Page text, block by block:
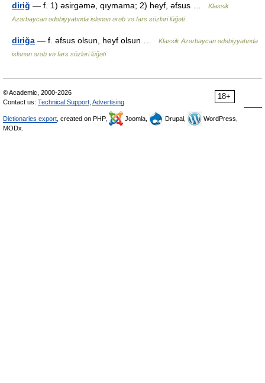
diriğ — f. 1) əsirgəmə, qıymama; 2) heyf, əfsus …
Klassik
Azərbaycan ədəbiyyatında islənən ərəb və fars sözləri lüğəti
diriğa — f. əfsus olsun, heyf olsun …
Klassik Azərbaycan ədəbiyyatında
islənən ərəb və fars sözləri lüğəti
18+
© Academic, 2000-2026
Contact us: Technical Support Advertising
Dictionaries export , created on PHP, Joomla, Drupal,
WordPress,
MODx.